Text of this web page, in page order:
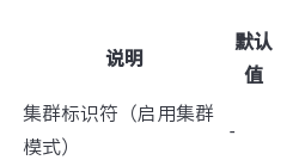
说明
默认
值
集群标识符（启用集群
模式）
-